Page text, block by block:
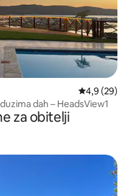
Prosječna
4,9 (29)
dah – HeadsView1
za obitelji